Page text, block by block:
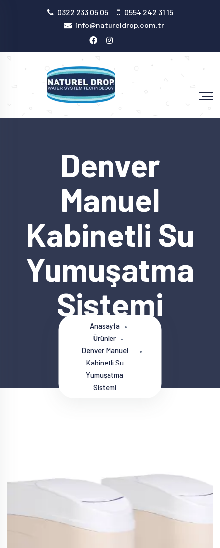
0322 233 05 05
0554 242 31 15
info@natureldrop.com.tr
Denver
Manuel
Kabinetli Su
Yumuşatma
Sistemi
Anasayfa
Ürünler
Denver Manuel
Kabinetli Su
Yumuşatma
Sistemi